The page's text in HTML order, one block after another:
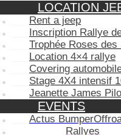
LOCATION
Rent a jeep
Inscription Rallye
Trophée Roses des
Location 4×4 rallye
Covering
Stage 4X4 intensif
Jeanette James
EVENTS
Actus
Rallyes